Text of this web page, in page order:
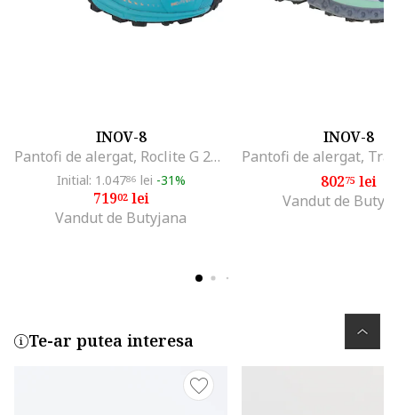
INOV-8
Pantofi de alergat, Roclite G 275 V2 001098
Initial: 1.04786 lei -31%
71902lei
Vandut de Butyjana
INOV-8
80275lei
Vandut de
Te-ar putea interesa